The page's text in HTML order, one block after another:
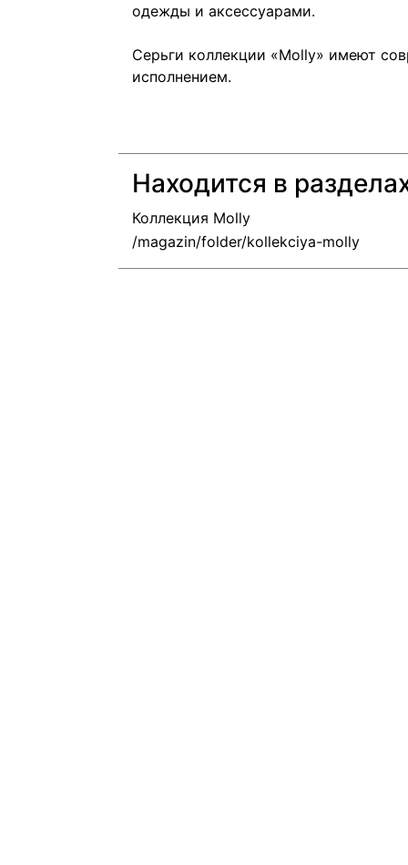
одежды и аксессуарами.
Серьги коллекции «Molly» имеют
исполнением.
Находится в
Коллекция Molly